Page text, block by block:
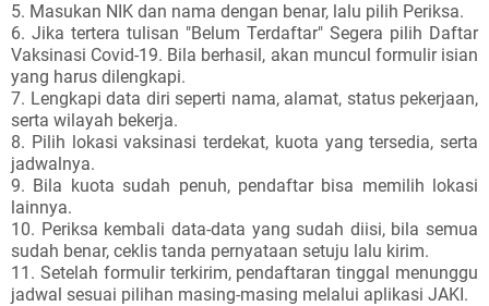
5. Masukan NIK dan nama dengan benar, lalu pilih Periksa.
6. Jika tertera tulisan "Belum Terdaftar" Segera pilih Daftar
Vaksinasi Covid-19. Bila berhasil, akan muncul formulir isian
yang harus dilengkapi.
7. Lengkapi data diri seperti nama, alamat, status pekerjaan,
serta wilayah bekerja.
8. Pilih lokasi vaksinasi terdekat, kuota yang tersedia, serta
jadwalnya.
9. Bila kuota sudah penuh, pendaftar bisa memilih lokasi
lainnya.
10. Periksa kembali data-data yang sudah diisi, bila semua
sudah benar, ceklis tanda pernyataan setuju lalu kirim.
11. Setelah formulir terkirim, pendaftaran tinggal menunggu
jadwal sesuai pilihan masing-masing melalui aplikasi JAKI.